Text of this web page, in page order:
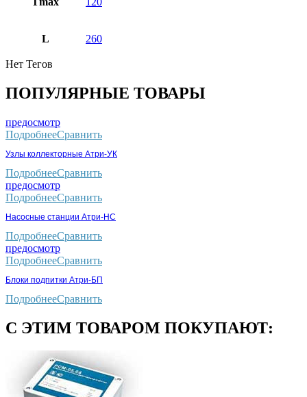
L 260
Нет Тегов
ПОПУЛЯРНЫЕ ТОВАРЫ
предосмотр
ПодробнееСравнить
Узлы коллекторные Атри-УК
ПодробнееСравнить
предосмотр
ПодробнееСравнить
Насосные станции Атри-НС
ПодробнееСравнить
предосмотр
ПодробнееСравнить
Блоки подпитки Атри-БП
ПодробнееСравнить
С ЭТИМ ТОВАРОМ ПОКУПАЮТ: